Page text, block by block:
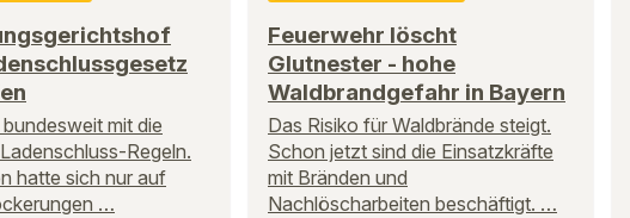
mit die
Regeln.
hatte sich nur auf
…
Feuerwehr löscht
Glutnester - hohe
Waldbrandgefahr in Bayern
Das Risiko für Waldbrände steigt.
Schon jetzt sind die Einsatzkräfte
mit Bränden und
Nachlöscharbeiten beschäftigt. …